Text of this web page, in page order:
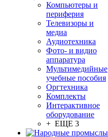
Компьютеры и
периферия
Телевизоры и
медиа
Аудиотехника
Фото- и видио
аппаратура
Мультимедийные
учебные пособия
Оргтехника
Комплекты
Интерактивное
оборудование
+ ЕЩЕ 3